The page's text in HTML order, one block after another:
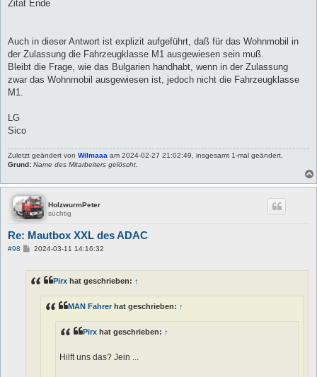
Zitat Ende
Auch in dieser Antwort ist explizit aufgeführt, daß für das Wohnmobil in
der Zulassung die Fahrzeugklasse M1 ausgewiesen sein muß.
Bleibt die Frage, wie das Bulgarien handhabt, wenn in der Zulassung
zwar das Wohnmobil ausgewiesen ist, jedoch nicht die Fahrzeugklasse
M1.
LG
Sico
Zuletzt geändert von Wilmaaa am 2024-02-27 21:02:49, insgesamt 1-mal geändert.
Grund: Name des Mitarbeiters gelöscht.
HolzwurmPeter
süchtig
Re: Mautbox XXL des ADAC
#98
B
r
2024-03-11 14:16:32
Pirx hat geschrieben: ↑
MAN Fahrerhat geschrieben: ↑
Pirx hat geschrieben: ↑
Hilft uns das? Jein ...